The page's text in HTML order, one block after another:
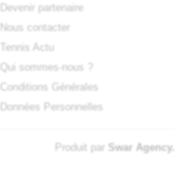
Devenir partenaire
Nous contacter
Tennis Actu
Qui sommes-nous ?
Conditions Générales
Données Personnelles
Produit par Swar Agency.